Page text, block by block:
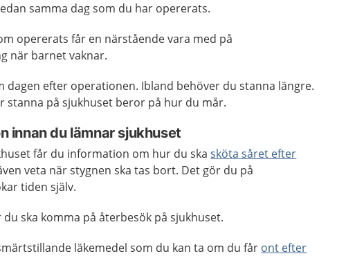
samma dag som du har opererats.
opererats får en närstående vara med på
när barnet vaknar.
dagen efter operationen. Ibland behöver du stanna längre.
stanna på sjukhuset beror på hur du mår.
innan du lämnar sjukhuset
får du information om hur du skasköta såret efter
veta när stygnen ska tas bort. Det gör du på
tiden själv.
ska komma på återbesök på sjukhuset.
läkemedel som du kan ta om du får ont efter